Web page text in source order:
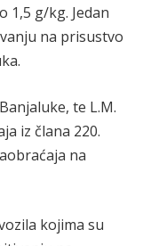
1,5 g/kg. Jedan
na prisustvo
te L.M.
iz člana 220.
na
kojima su